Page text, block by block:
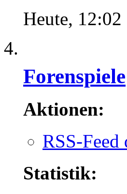
Heute, 12:02
Forenspiele
Aktionen:
RSS-Feed
Statistik: